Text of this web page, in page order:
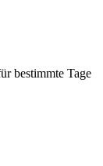
bestimmte Tage